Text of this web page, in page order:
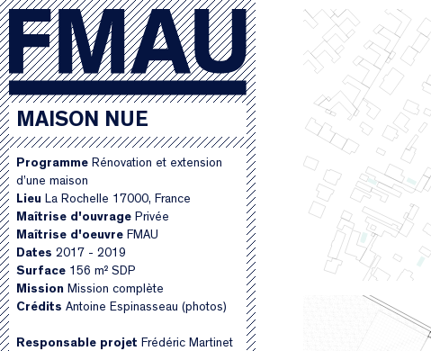
MAISON NUE
Programme Rénovation et extension
d’une maison
Lieu La Rochelle 17000, France
Maîtrise d'ouvrage Privée
Maîtrise d'oeuvre FMAU
Dates 2017 - 2019
Surface 156 m² SDP
Mission Mission complète
Crédits Antoine Espinasseau (photos)
Responsable projet Frédéric Martinet